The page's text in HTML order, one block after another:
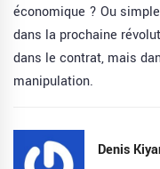
économique ? Ou
dans la prochaine
dans le contrat, mais
manipulation.
Denis